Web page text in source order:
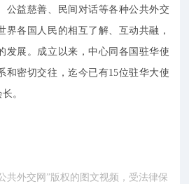
公益慈善、民间对话等各种公共外交
界各国人民的相互了解、互动共融，
发展。成立以来，中心同各国驻华使
和密切交往，迄今已有15位驻华大使
。
共外交网”版权的图文视频，受法律保